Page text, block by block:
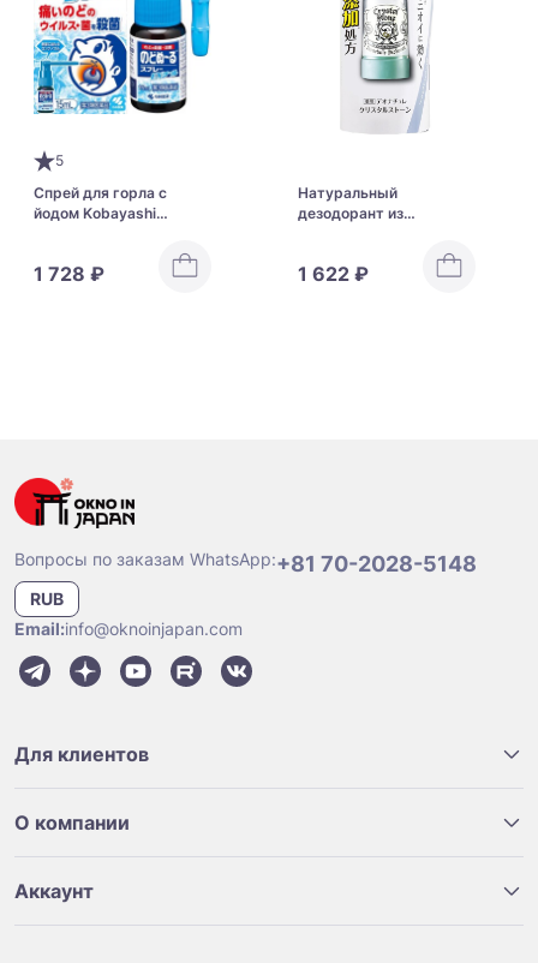
5
Спрей для горла с
йодом Kobayashi
1 728 ₽
Натуральный
дезодорант из
Deonatulle Crystal Stone
1 622 ₽
Вопросы по заказам WhatsApp:+81 70-2028-5148
RUB
Email:info@oknoinjapan.com
Для клиентов
О компании
Аккаунт